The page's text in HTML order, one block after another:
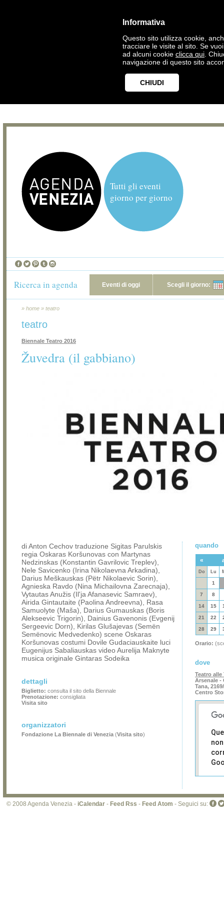
Informativa
Questo sito utilizza cookie,
tracciare le visite al sito. Se
ad alcuni cookie clicca qui .
navigazione di questo sito
CHIUDI
Tutti gli eventi
giorno per giorno
Ricerca in agenda Eventi di oggi Scegli il giorno:
» home » teatro
teatro
Biennale Teatro 2016
Žuvedra (il gabbiano)
di Anton Cechov traduzione Sigitas Parulskis
regia Oskaras Koršunovas con Martynas
Nedzinskas (Konstantin Gavrilovic Treplev),
Nele Savicenko (Irina Nikolaevna Arkadina),
Darius Meškauskas (Pëtr Nikolaevic Sorin),
Agnieska Ravdo (Nina Michailovna Zarecnaja),
Vytautas Anužis (Il'ja Afanasevic Samraev),
Airida Gintautaite (Paolina Andreevna), Rasa
Samuolyte (Maša), Darius Gumauskas (Boris
Alekseevic Trigorin), Dainius Gavenonis (Evgenij
Sergeevic Dorn), Kirilas Glušajevas (Semën
Semënovic Medvedenko) scene Oskaras
Koršunovas costumi Dovile Gudaciauskaite luci
Eugenijus Sabaliauskas video Aurelija Maknyte
musica originale Gintaras Sodeika
dettagli
Biglietto: consulta il sito della Biennale
Prenotazione: consigliata
Visita sito
organizzatori
Fondazione La Biennale di Venezia (Visita sito)
quando
«
Do Lu
1
7 8
14 15
21 22
28 29
Orario:
dove
Teatro alle
Arsenale -
Tana,
Centro
di
sito
© 2008 Agenda Venezia - iCalendar - Feed Rss - Feed Atom - Seguici su: